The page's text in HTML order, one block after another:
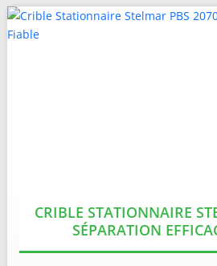
CRIBLE STATIONNAIRE
SÉPARATION